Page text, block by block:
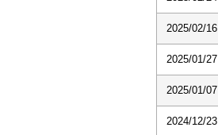
2025/02/16
2025/01/27
2025/01/07
2024/12/23